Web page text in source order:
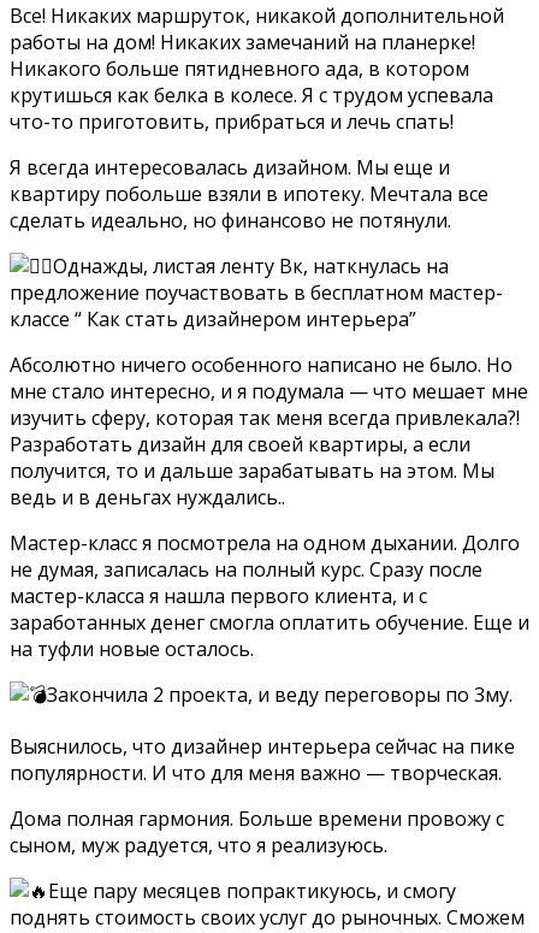
Все! Никаких маршруток, никакой дополнительной
работы на дом! Никаких замечаний на планерке!
Никакого больше пятидневного ада, в котором
крутишься как белка в колесе. Я с трудом успевала
что-то приготовить, прибраться и лечь спать!
Я всегда интересовалась дизайном. Мы еще и
квартиру побольше взяли в ипотеку. Мечтала все
сделать идеально, но финансово не потянули.
Однажды, листая ленту Вк, наткнулась на
предложение поучаствовать в бесплатном мастер-
классе “ Как стать дизайнером интерьера”
Абсолютно ничего особенного написано не было. Но
мне стало интересно, и я подумала — что мешает мне
изучить сферу, которая так меня всегда привлекала?!
Разработать дизайн для своей квартиры, а если
получится, то и дальше зарабатывать на этом. Мы
ведь и в деньгах нуждались..
Мастер-класс я посмотрела на одном дыхании. Долго
не думая, записалась на полный курс. Сразу после
мастер-класса я нашла первого клиента, и с
заработанных денег смогла оплатить обучение. Еще и
на туфли новые осталось.
Закончила 2 проекта, и веду переговоры по 3му.
Выяснилось, что дизайнер интерьера сейчас на пике
популярности. И что для меня важно — творческая.
Дома полная гармония. Больше времени провожу с
сыном, муж радуется, что я реализуюсь.
Еще пару месяцев попрактикуюсь, и смогу
поднять стоимость своих услуг до рыночных. Сможем